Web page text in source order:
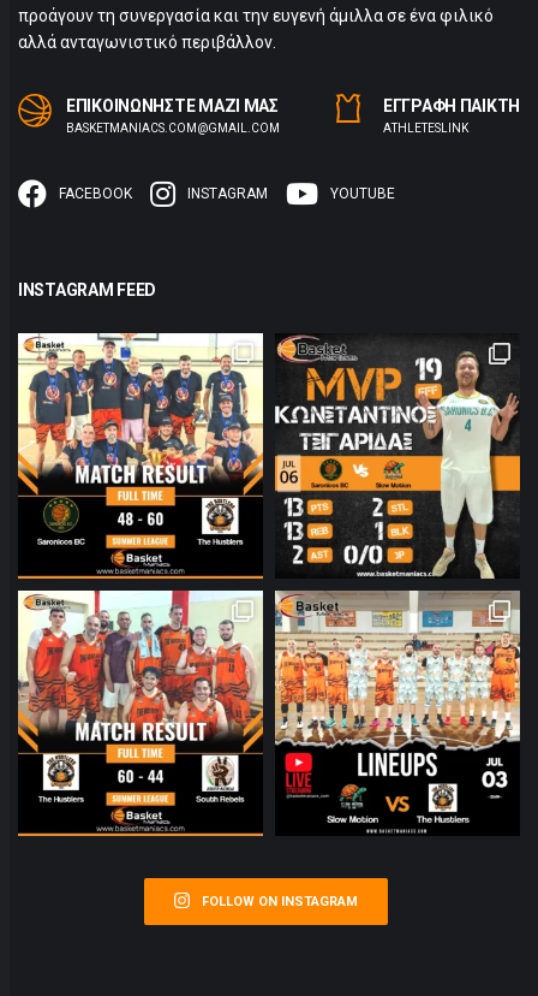
προάγουν τη συνεργασία και την ευγενή άμιλλα σε ένα φιλικό
αλλά ανταγωνιστικό περιβάλλον.
ΕΠΙΚΟΙΝΩΝΗΣΤΕ ΜΑΖΙ ΜΑΣ
BASKETMANIACS.COM@GMAIL.COM
ΕΓΓΡΑΦΗ ΠΑΙΚΤΗ
ΑTHLETESLINK
FACEBOOK INSTAGRAM YOUTUBE
INSTAGRAM FEED
FOLLOW ON INSTAGRAM